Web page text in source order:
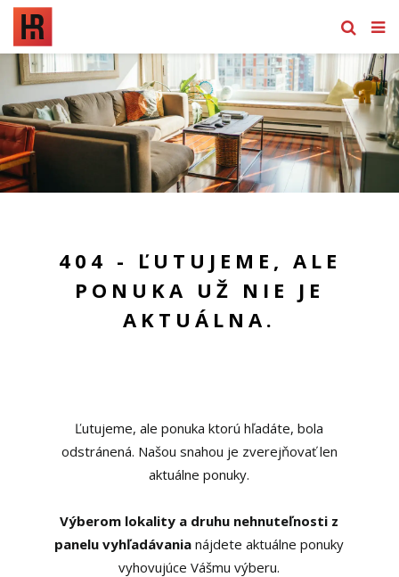
404 - ĽUTUJEME, ALE
PONUKA UŽ NIE JE
AKTUÁLNA.
Ľutujeme, ale ponuka ktorú hľadáte, bola
odstránená. Našou snahou je zverejňovať len
aktuálne ponuky.
Výberom lokality a druhu nehnuteľnosti z
panelu vyhľadávania nájdete aktuálne ponuky
vyhovujúce Vášmu výberu.